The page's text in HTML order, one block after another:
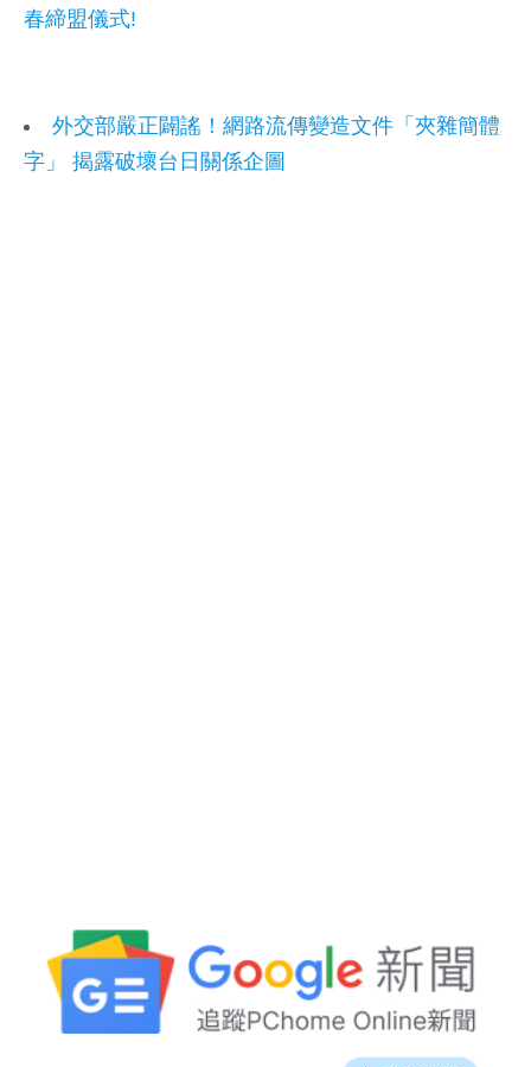
春締盟儀式!
外交部嚴正闢謠！網路流傳變造文件「夾雜簡體
字」 揭露破壞台日關係企圖